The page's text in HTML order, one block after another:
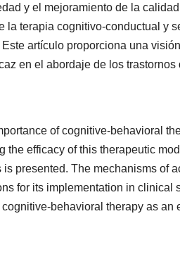
y el mejoramiento de la
la terapia cognitivo-conductual y
artículo proporciona una
en el abordaje de los trastornos
of cognitive-behavioral
the efficacy of this therapeutic
presented. The mechanisms of
for its implementation in clinical
behavioral therapy as